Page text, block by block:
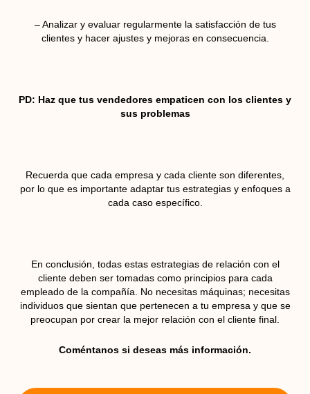
– Analizar y evaluar regularmente la satisfacción de tus
clientes y hacer ajustes y mejoras en consecuencia.
PD: Haz que tus vendedores empaticen con los clientes y
sus problemas
Recuerda que cada empresa y cada cliente son diferentes,
por lo que es importante adaptar tus estrategias y enfoques a
cada caso específico.
En conclusión, todas estas estrategias de relación con el
cliente deben ser tomadas como principios para cada
empleado de la compañía. No necesitas máquinas; necesitas
individuos que sientan que pertenecen a tu empresa y que se
preocupan por crear la mejor relación con el cliente final.
Coméntanos si deseas más información.